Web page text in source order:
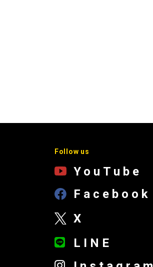
Follow us
YouTube
Facebook
X
LINE